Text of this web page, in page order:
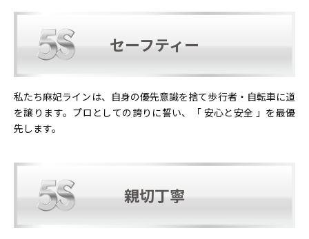
セーフティー
私たち麻妃ラインは、自身の優先意識を捨て歩行者・自転車に道
を譲ります。プロとしての誇りに誓い、「 安心と安全 」を最優
先します。
親切丁寧